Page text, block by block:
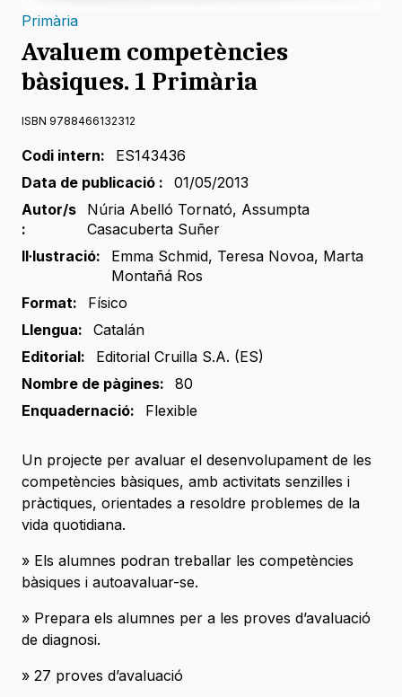
Primària
Avaluem competències
bàsiques. 1 Primària
ISBN 9788466132312
Codi intern:
ES143436
Data de publicació :
01/05/2013
Autor/s
:
Núria Abelló Tornató, Assumpta
Casacuberta Suñer
Il·lustració:
Emma Schmid, Teresa Novoa, Marta
Montañá Ros
Format:
Físico
Llengua:
Catalán
Editorial:
Editorial Cruilla S.A. (ES)
Nombre de pàgines:
80
Enquadernació:
Flexible
Un projecte per avaluar el desenvolupament de les
competències bàsiques, amb activitats senzilles i
pràctiques, orientades a resoldre problemes de la
vida quotidiana.
» Els alumnes podran treballar les competències
bàsiques i autoavaluar-se.
» Prepara els alumnes per a les proves d’avaluació
de diagnosi.
» 27 proves d’avaluació